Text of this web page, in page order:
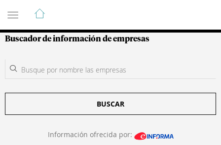
Guía de Empresas Colombianas
Buscador de información de empresas
BUSCAR
Información ofrecida por: